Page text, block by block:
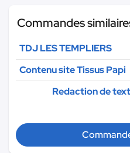
Commandes
TDJ LES TEMPLIERS
Contenu site Tissus Papi
Redaction de